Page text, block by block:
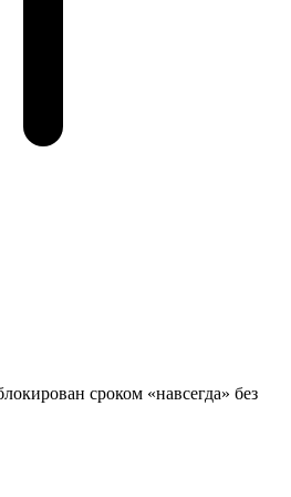
сроком «навсегда» без